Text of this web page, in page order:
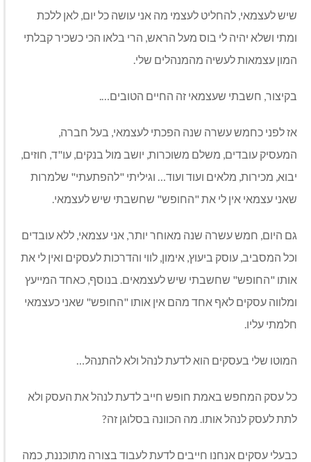
שיש לעצמאי, להחליט לעצמי מה אני עושה כל יום, לאן ללכת
ומתי ושלא יהיה לי בוס מעל הראש, הרי בלאו הכי כשכיר קבלתי
המון עצמאות לעשיה מהמנהלים שלי.
בקיצור, חשבתי שעצמאי זה החיים הטובים….
אז לפני כחמש עשרה שנה הפכתי לעצמאי, בעל חברה,
המעסיק עובדים, משלם משוכרות, יושב מול בנקים, עו"ד, חוזים,
יבוא, מכירות, מלאים ועוד ועוד… וגיליתי "להפתעתי" שלמרות
שאני עצמאי אין לי את "החופש" שחשבתי שיש לעצמאי.
גם היום, חמש עשרה שנה מאוחר יותר, אני עצמאי, ללא עובדים
וכל המסביב, עוסק ביעוץ, אימון, לווי והדרכות לעסקים ואין לי את
אותו "החופש" שחשבתי שיש לעצמאים. בנוסף, כאחד המייעץ
ומלווה עסקים לאף אחד מהם אין אותו "החופש" שאני כעצמאי
חלמתי עליו.
המוטו שלי בעסקים הוא לדעת לנהל ולא להתנהל…
כל עסק המחפש באמת חופש חייב לדעת לנהל את העסק ולא
לתת לעסק לנהל אותו. מה הכוונה בסלוגן זה?
כבעלי עסקים אנחנו חייבים לדעת לעבוד בצורה מתוכננת, כמה